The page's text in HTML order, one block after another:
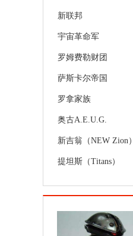
新联邦
宇宙革命军
罗姆费勒财团
萨斯卡尔帝国
罗拿家族
奥古A.E.U.G.
新吉翁（NEW Zion）
提坦斯（Titans）